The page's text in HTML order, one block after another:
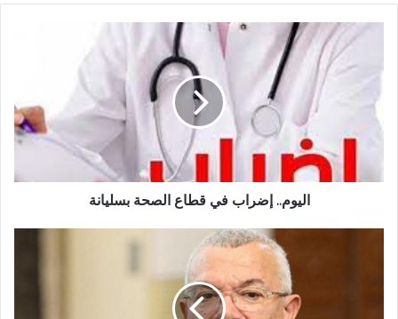
اليوم.. إضراب في قطاع الصحة بسليانة